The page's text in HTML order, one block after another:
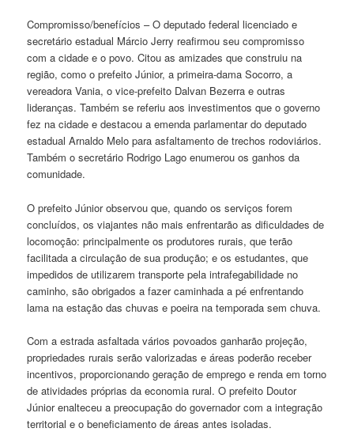
Compromisso/benefícios – O deputado federal licenciado e
secretário estadual Márcio Jerry reafirmou seu compromisso
com a cidade e o povo. Citou as amizades que construiu na
região, como o prefeito Júnior, a primeira-dama Socorro, a
vereadora Vania, o vice-prefeito Dalvan Bezerra e outras
lideranças. Também se referiu aos investimentos que o governo
fez na cidade e destacou a emenda parlamentar do deputado
estadual Arnaldo Melo para asfaltamento de trechos rodoviários.
Também o secretário Rodrigo Lago enumerou os ganhos da
comunidade.
O prefeito Júnior observou que, quando os serviços forem
concluídos, os viajantes não mais enfrentarão as dificuldades de
locomoção: principalmente os produtores rurais, que terão
facilitada a circulação de sua produção; e os estudantes, que
impedidos de utilizarem transporte pela intrafegabilidade no
caminho, são obrigados a fazer caminhada a pé enfrentando
lama na estação das chuvas e poeira na temporada sem chuva.
Com a estrada asfaltada vários povoados ganharão projeção,
propriedades rurais serão valorizadas e áreas poderão receber
incentivos, proporcionando geração de emprego e renda em torno
de atividades próprias da economia rural. O prefeito Doutor
Júnior enalteceu a preocupação do governador com a integração
territorial e o beneficiamento de áreas antes isoladas.